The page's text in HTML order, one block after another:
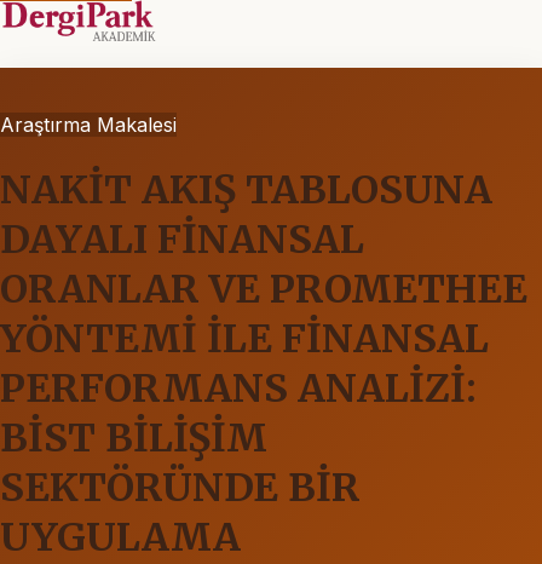
Araştırma Makalesi
NAKİT AKIŞ TABLOSUNA
DAYALI FİNANSAL
ORANLAR VE PROMETHEE
YÖNTEMİ İLE FİNANSAL
PERFORMANS ANALİZİ:
BİST BİLİŞİM
SEKTÖRÜNDE BİR
UYGULAMA